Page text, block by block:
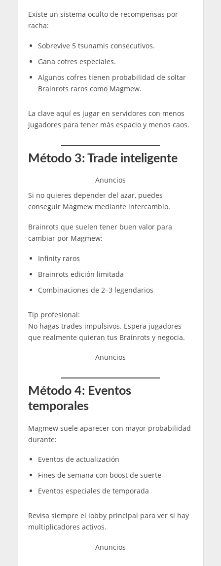
Existe un sistema oculto de recompensas por
racha:
Sobrevive 5 tsunamis consecutivos.
Gana cofres especiales.
Algunos cofres tienen probabilidad de soltar
Brainrots raros como Magmew.
La clave aquí es jugar en servidores con menos
jugadores para tener más espacio y menos caos.
Método 3: Trade inteligente
Anuncios
Si no quieres depender del azar, puedes
conseguir Magmew mediante intercambio.
Brainrots que suelen tener buen valor para
cambiar por Magmew:
Infinity raros
Brainrots edición limitada
Combinaciones de 2–3 legendarios
Tip profesional:
No hagas trades impulsivos. Espera jugadores
que realmente quieran tus Brainrots y negocia.
Anuncios
Método 4: Eventos
temporales
Magmew suele aparecer con mayor probabilidad
durante:
Eventos de actualización
Fines de semana con boost de suerte
Eventos especiales de temporada
Revisa siempre el lobby principal para ver si hay
multiplicadores activos.
Anuncios